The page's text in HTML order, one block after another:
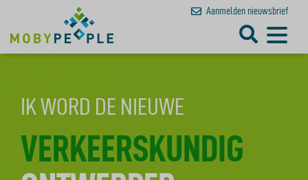
Aanmelden nieuwsbrief
IK WORD DE NIEUWE
VERKEERSKUNDIG